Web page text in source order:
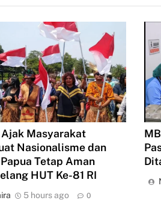
Ajak Masyarakat
Nasionalisme dan
Tetap Aman
HUT Ke-81 RI
5 hours ago 0